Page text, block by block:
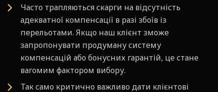
Часто трапляються скарги на відсутність
адекватної компенсації в разі збоїв із
перельотами. Якщо наш клієнт зможе
запропонувати продуману систему
компенсацій або бонусних гарантій, це стане
вагомим фактором вибору.
Так само критично важливо дати клієнтові